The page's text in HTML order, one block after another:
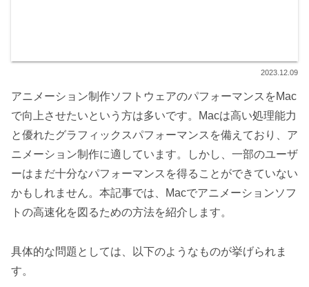
2023.12.09
アニメーション制作ソフトウェアのパフォーマンスをMac
で向上させたいという方は多いです。Macは高い処理能力
と優れたグラフィックスパフォーマンスを備えており、ア
ニメーション制作に適しています。しかし、一部のユーザ
ーはまだ十分なパフォーマンスを得ることができていない
かもしれません。本記事では、Macでアニメーションソフ
トの高速化を図るための方法を紹介します。
具体的な問題としては、以下のようなものが挙げられま
す。